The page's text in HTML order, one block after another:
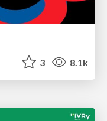
3 8.1k